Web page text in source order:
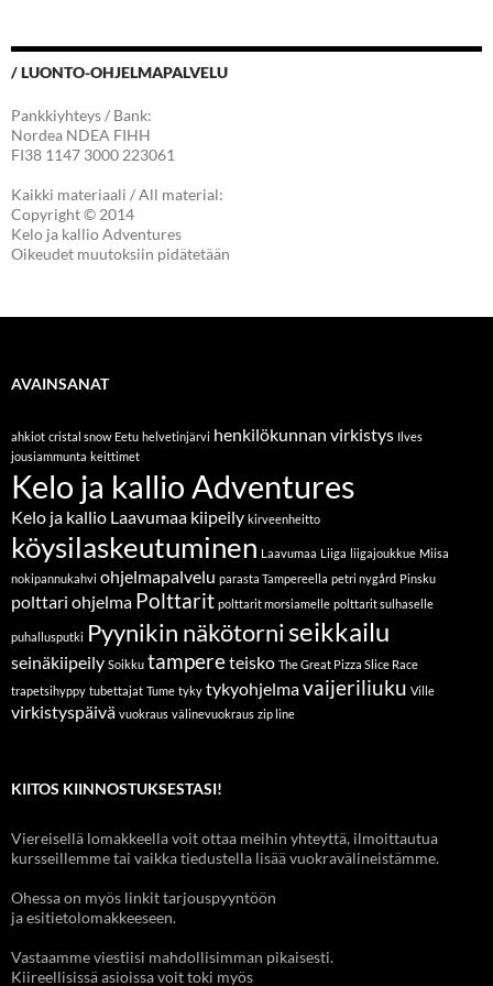
/ LUONTO-OHJELMAPALVELU
Pankkiyhteys / Bank:
Nordea NDEA FIHH
FI38 1147 3000 223061
Kaikki materiaali / All material:
Copyright © 2014
Kelo ja kallio Adventures
Oikeudet muutoksiin pidätetään
AVAINSANAT
ahkiot cristal snow Eetu helvetinjärvi henkilökunnan virkistys Ilves
jousiammunta keittimet
Kelo ja kallio Adventures
Kelo ja kallio Laavumaa kiipeily kirveenheitto
köysilaskeutuminen Laavumaa Liiga liigajoukkue Miisa
nokipannukahvi ohjelmapalvelu parasta Tampereella petri nygård Pinsku
polttari ohjelma Polttarit polttarit morsiamelle polttarit sulhaselle
puhallusputki Pyynikin näkötorniseikkailu
seinäkiipeily Soikku tampereteisko The Great Pizza Slice Race
trapetsihyppy tubettajat Tume tyky tykyohjelmavaijeriliuku Ville
virkistyspäivä vuokraus välinevuokraus zip line
KIITOS KIINNOSTUKSESTASI!
Viereisellä lomakkeella voit ottaa meihin yhteyttä, ilmoittautua
kursseillemme tai vaikka tiedustella lisää vuokravälineistämme.
Ohessa on myös linkit tarjouspyyntöön
ja esitietolomakkeeseen.
Vastaamme viestiisi mahdollisimman pikaisesti.
Kiireellisissä asioissa voit toki myös